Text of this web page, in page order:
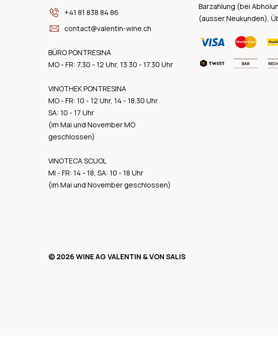
+41 81 838 84 86
contact@valentin-wine.ch
BÜRO PONTRESINA
MO - FR: 7.30 - 12 Uhr, 13.30 - 17.30 Uhr
VINOTHEK PONTRESINA
MO - FR: 10 - 12 Uhr, 14 - 18.30 Uhr
SA: 10 - 17 Uhr
(im Mai und November MO
geschlossen)
VINOTECA SCUOL
MI - FR: 14 - 18, SA: 10 - 18 Uhr
(im Mai und November geschlossen)
Barzahlung (bei
(ausser Neukunden),
© 2026 WINE AG VALENTIN & VON SALIS